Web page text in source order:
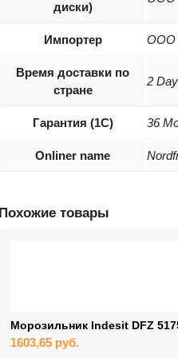
диски)
Импортер ООО
Время доставки по
стране
2
Гарантия (1С) 36
Onliner name
Похожие товары
Морозильник Indesit DFZ
1603,65 руб.